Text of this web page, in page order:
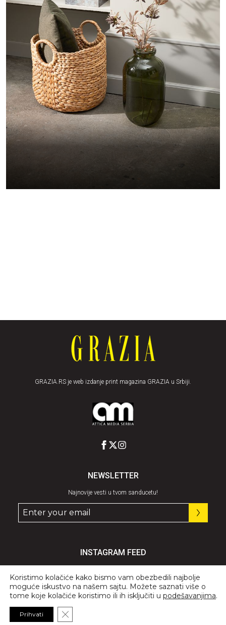
GRAZIA.RS je web izdanje print magazina GRAZIA u Srbiji.
NEWSLETTER
Najnovije vesti u tvom sanducetu!
INSTAGRAM FEED
© 2026 All Rights Reserved, GRAZIA.
Koristimo kolačiće kako bismo vam obezbedili najbolje
moguće iskustvo na našem sajtu. Možete saznati više o
tome koje kolačiće koristimo ili ih isključiti u podešavanjima.
Prihvati Close GDPR Cookie Banner